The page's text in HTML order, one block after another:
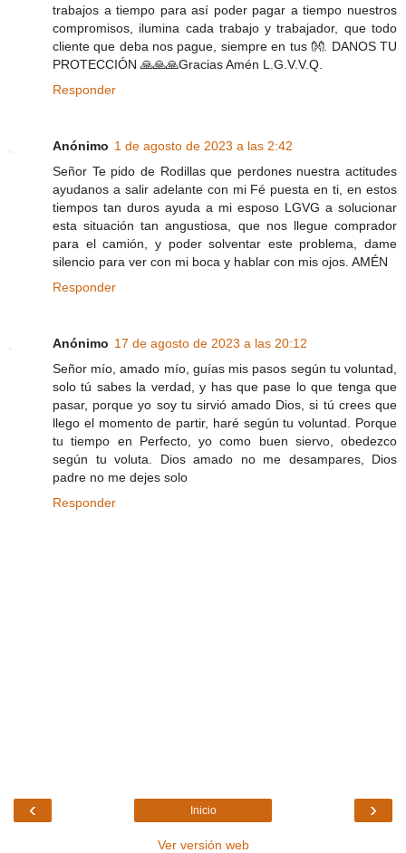
trabajos a tiempo para así poder pagar a tiempo nuestros
compromisos, ilumina cada trabajo y trabajador, que todo
cliente que deba nos pague, siempre en tus 👐. DANOS TU
PROTECCIÓN 🙏🙏🙏Gracias Amén L.G.V.V.Q.
Responder
Anónimo 1 de agosto de 2023 a las 2:42
Señor Te pido de Rodillas que perdones nuestra actitudes
ayudanos a salir adelante con mi Fé puesta en ti, en estos
tiempos tan duros ayuda a mi esposo LGVG a solucionar
esta situación tan angustiosa, que nos llegue comprador
para el camión, y poder solventar este problema, dame
silencio para ver con mi boca y hablar con mis ojos. AMÉN
Responder
Anónimo 17 de agosto de 2023 a las 20:12
Señor mío, amado mío, guías mis pasos según tu voluntad,
solo tú sabes la verdad, y has que pase lo que tenga que
pasar, porque yo soy tu sirvió amado Dios, si tú crees que
llego el momento de partir, haré según tu voluntad. Porque
tu tiempo en Perfecto, yo como buen siervo, obedezco
según tu voluta. Dios amado no me desampares, Dios
padre no me dejes solo
Responder
‹ ›
Inicio
Ver versión web